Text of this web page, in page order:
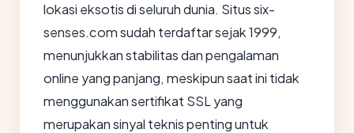
lokasi eksotis di seluruh dunia. Situs six-
senses.com sudah terdaftar sejak 1999,
menunjukkan stabilitas dan pengalaman
online yang panjang, meskipun saat ini tidak
menggunakan sertifikat SSL yang
merupakan sinyal teknis penting untuk